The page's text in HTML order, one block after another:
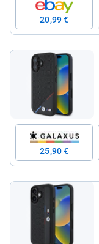
20,99 €
25,90 €